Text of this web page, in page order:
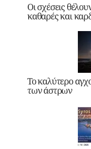
Οι σχέσεις
καθαρές και
Το καλύτερο
των άστρων